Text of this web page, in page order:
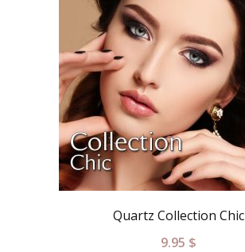
Quartz Collection Chic
9.95 $